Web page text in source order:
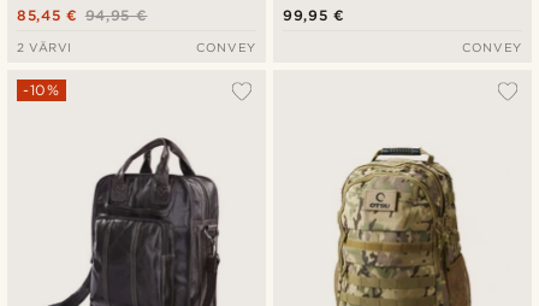
94,95 €
85,45 €
2 VÄRVI CONVEY
99,95 €
CONVEY
-10%